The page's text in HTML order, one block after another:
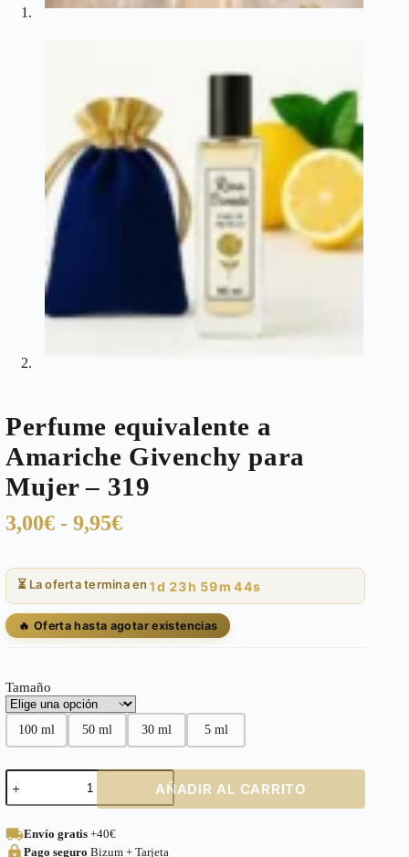
Perfume equivalente a
Amariche Givenchy para
Mujer – 319
3,00€ - 9,95€Rango
precios:
desde
3,00€
hasta
⏳ La oferta termina en 1d 23h 59m 44s
🔥 Oferta hasta agotar existencias
Tamaño
100 ml 50 ml 30 ml 5 ml
Perfume
equivalente
a
Givenchy
para
AÑADIR AL CARRITO
Envío gratis +40€
Pago seguro Bizum + Tarjeta